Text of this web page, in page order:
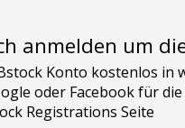
anmelden um